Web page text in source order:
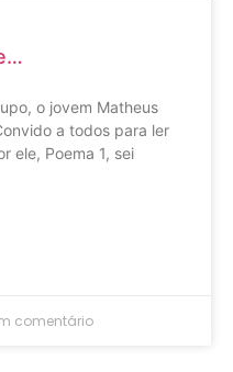
o jovem Matheus
a todos para ler
ele, Poema 1, sei
comentário